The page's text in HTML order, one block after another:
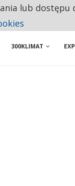
300KLIMAT
lub dostępu